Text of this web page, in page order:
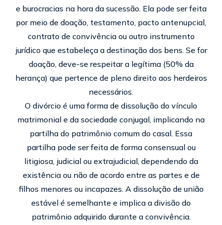
e burocracias na hora da sucessão. Ela pode ser feita
por meio de doação, testamento, pacto antenupcial,
contrato de convivência ou outro instrumento
jurídico que estabeleça a destinação dos bens. Se for
doação, deve-se respeitar a legítima (50% da
herança) que pertence de pleno direito aos herdeiros
necessários.
O divórcio é uma forma de dissolução do vínculo
matrimonial e da sociedade conjugal, implicando na
partilha do patrimônio comum do casal. Essa
partilha pode ser feita de forma consensual ou
litigiosa, judicial ou extrajudicial, dependendo da
existência ou não de acordo entre as partes e de
filhos menores ou incapazes. A dissolução de união
estável é semelhante e implica a divisão do
patrimônio adquirido durante a convivência.